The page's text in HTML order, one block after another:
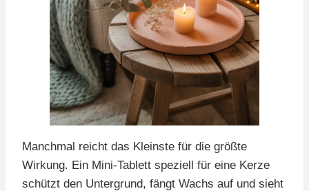
Manchmal reicht das Kleinste für die größte
Wirkung. Ein Mini-Tablett speziell für eine Kerze
schützt den Untergrund, fängt Wachs auf und sieht